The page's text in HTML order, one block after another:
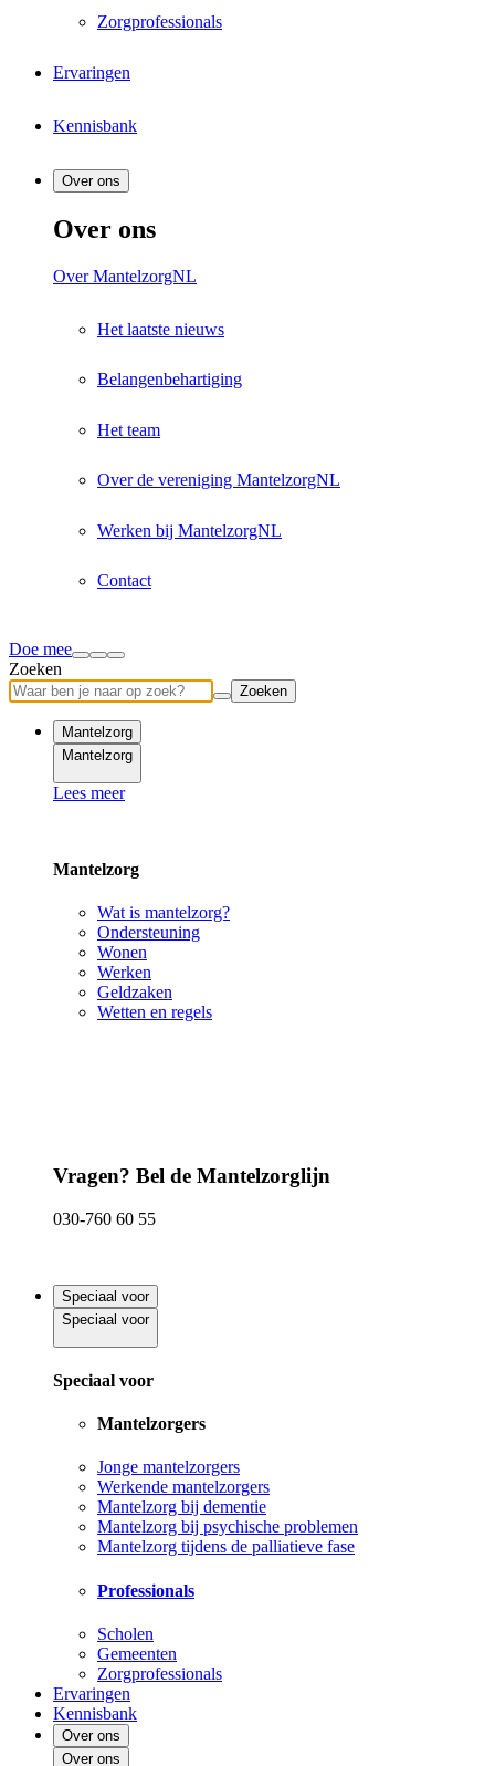
Zorgprofessionals
Ervaringen
Kennisbank
Over ons
Over ons
Over MantelzorgNL
Het laatste nieuws
Belangenbehartiging
Het team
Over de vereniging MantelzorgNL
Werken bij MantelzorgNL
Contact
Doe mee
Zoeken
Zoeken
Mantelzorg
Mantelzorg
Lees meer
Mantelzorg
Wat is mantelzorg?
Ondersteuning
Wonen
Werken
Geldzaken
Wetten en regels
Vragen? Bel de Mantelzorglijn
030-760 60 55
Speciaal voor
Speciaal voor
Speciaal voor
Mantelzorgers
Jonge mantelzorgers
Werkende mantelzorgers
Mantelzorg bij dementie
Mantelzorg bij psychische problemen
Mantelzorg tijdens de palliatieve fase
Professionals
Scholen
Gemeenten
Zorgprofessionals
Ervaringen
Kennisbank
Over ons
Over ons